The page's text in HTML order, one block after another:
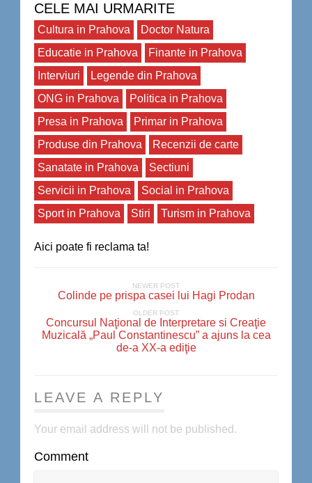
CELE MAI URMARITE
Cultura in Prahova
Doctor Natura
Educatie in Prahova
Finante in Prahova
Interviuri
Legende din Prahova
ONG in Prahova
Politica in Prahova
Presa in Prahova
Primar in Prahova
Produse din Prahova
Recenzii de carte
Sanatate in Prahova
Sectiuni
Servicii in Prahova
Social in Prahova
Sport in Prahova
Stiri Turism in Prahova
Aici poate fi reclama ta!
NEWER POST
Colinde pe prispa casei lui Hagi Prodan
OLDER POST
Concursul Naţional de Interpretare si Creaţie
Muzicală „Paul Constantinescu” a ajuns la cea
de-a XX-a ediţie
LEAVE A REPLY
Your email address will not be published.
Comment